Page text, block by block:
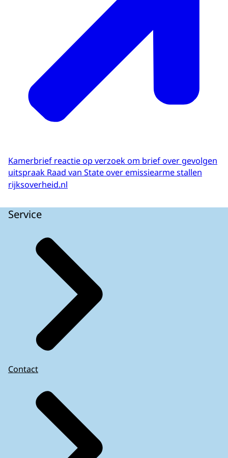
Kamerbrief reactie op verzoek om brief over gevolgen
uitspraak Raad van State over emissiearme stallen
rijksoverheid.nl
Service
Contact